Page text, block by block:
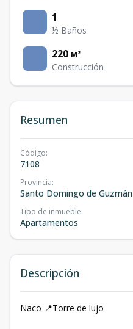
1
½ Baños
220 M²
Construcción
Resumen
Código:
7108
Provincia:
Santo Domingo de Guzmán
Tipo de inmueble:
Apartamentos
Descripción
Naco 📍Torre de lujo